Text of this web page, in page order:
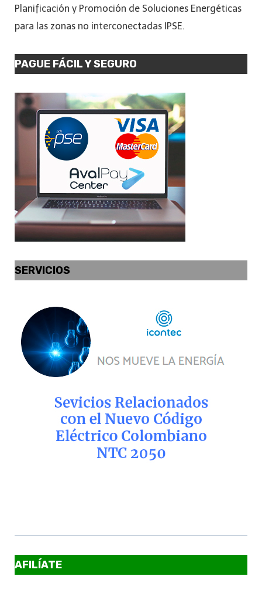
Planificación y Promoción de Soluciones Energéticas
para las zonas no interconectadas IPSE.
PAGUE FÁCIL Y SEGURO
SERVICIOS
AFILÍATE